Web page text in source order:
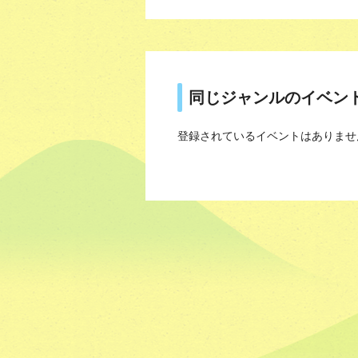
同じジャンルのイベン
登録されているイベントはありま